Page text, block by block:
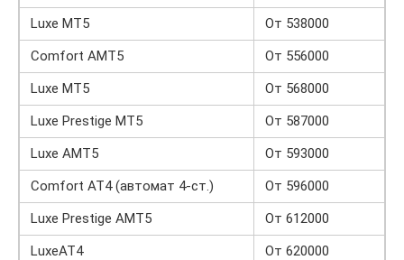
Luxe MT5
От 538000
Comfort AMT5
От 556000
Luxe MT5
От 568000
Luxe Prestige MT5
От 587000
Luxe AMT5
От 593000
Comfort AT4 (автомат 4-ст.)
От 596000
Luxe Prestige AMT5
От 612000
LuxeAT4
От 620000